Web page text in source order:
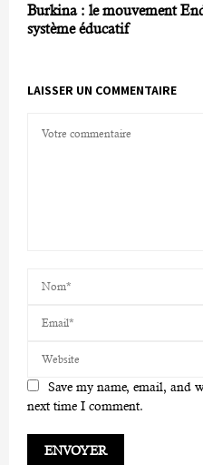
Burkina : le mouvement
système éducatif
LAISSER UN COMMENTAIRE
Save my name, email, and
next time I comment.